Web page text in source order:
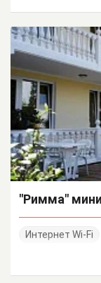
"Римма"
Интернет Wi-Fi